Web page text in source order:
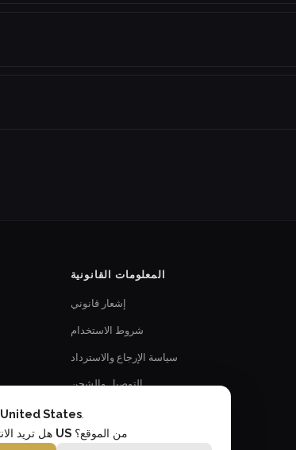
United States
US من الموقع؟
المعلومات القانونية
إشعار قانوني
شروط الاستخدام
سياسة الإرجاع والاسترداد
التوصيل والشحن
سياسة الخصوصية